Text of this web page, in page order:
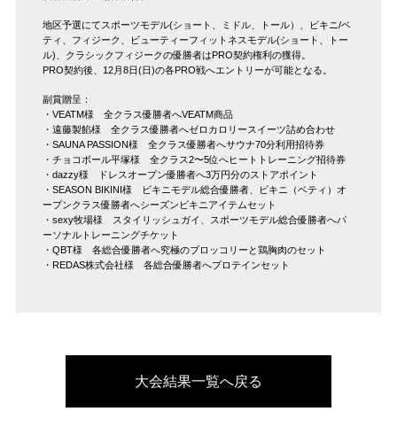
地区予選にてスポーツモデル(ショート、ミドル、トール）、ビキニ/ベ
ティ、フィジーク、ビューティーフィットネスモデル(ショート、トー
ル)、クラシックフィジークの優勝者はPRO契約権利の獲得。
PRO契約後、12月8日(日)の各PRO戦へエントリーが可能となる。
副賞贈呈：
・VEATM様 全クラス優勝者へVEATM商品
・遠藤製餡様 全クラス優勝者へゼロカロリースイーツ詰め合わせ
・SAUNA PASSION様 全クラス優勝者へサウナ70分利用招待券
・チョコボール平塚様 全クラス2〜5位へヒートトレーニング招待券
・dazzy様 ドレスオープン優勝者へ3万円分のストアポイント
・SEASON BIKINI様 ビキニモデル総合優勝者、ビキニ（ベティ）オ
ープンクラス優勝者へシーズンビキニアイテムセット
・sexy牧場様 スタイリッシュガイ、スポーツモデル総合優勝者へパ
ーソナルトレーニングチケット
・QBT様 各総合優勝者へ究極のブロッコリーと鶏胸肉のセット
・REDAS株式会社様 各総合優勝者へプロテインセット
大会結果一覧へ戻る